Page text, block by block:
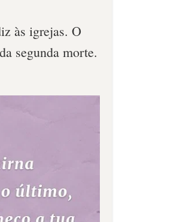
às igrejas. O
segunda morte.